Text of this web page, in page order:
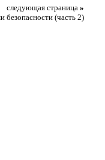
следующая страница »
(часть 2)